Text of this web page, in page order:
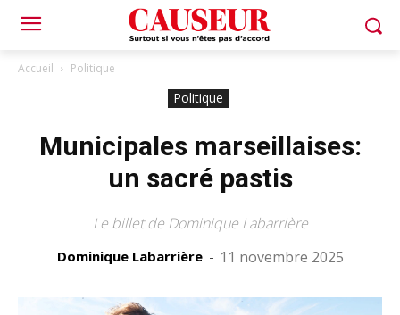
Accueil Politique
Politique
Municipales marseillaises:
un sacré pastis
Le billet de Dominique Labarrière
Dominique Labarrière - 11 novembre 2025